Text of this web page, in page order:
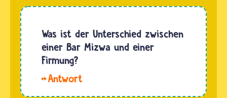
Was ist der Unterschied zwischen
einer Bar Mizwa und einer
Firmung?